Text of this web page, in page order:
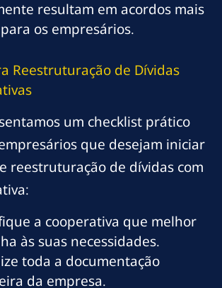
resultam em acordos mais
os empresários.
Reestruturação de Dívidas
um checklist prático
que desejam iniciar
reestruturação de dívidas com
a cooperativa que melhor
às suas necessidades.
toda a documentação
da empresa.